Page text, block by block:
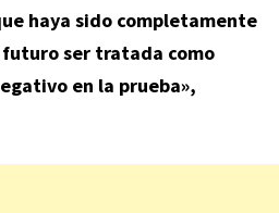
haya sido completamente
ser tratada como
en la prueba»,